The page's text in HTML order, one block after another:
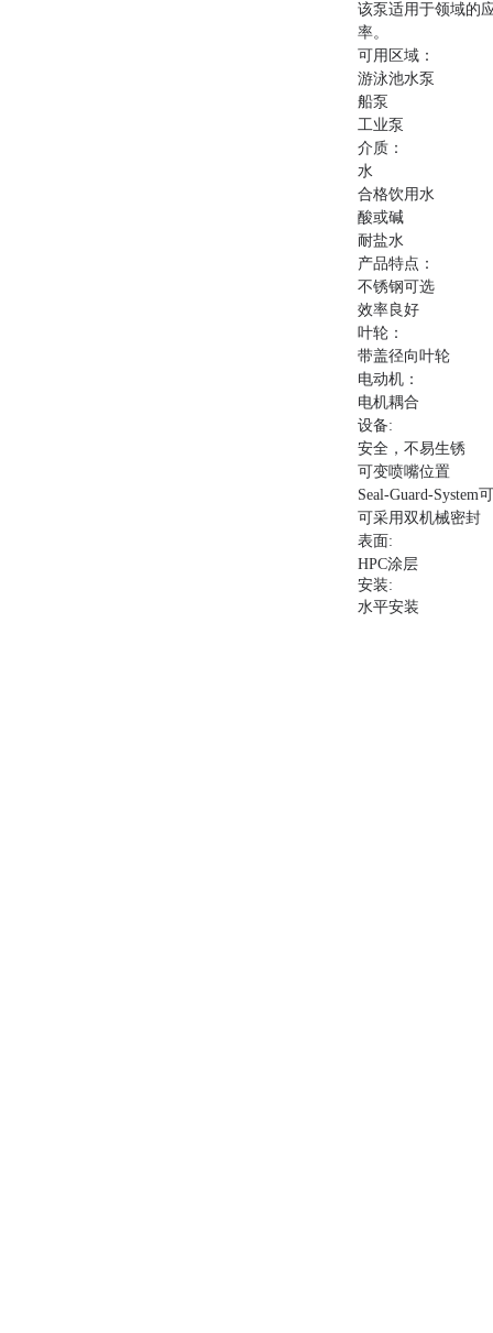
该泵适用于领域的
率。
可用区域：
游泳池水泵
船泵
工业泵
介质：
水
合格饮用水
酸或碱
耐盐水
产品特点：
不锈钢可选
效率良好
叶轮：
带盖径向叶轮
电动机：
电机耦合
设备:
安全，不易生锈
可变喷嘴位置
Seal-Guard-System
可采用双机械密封
表面:
HPC涂层
安装:
水平安装